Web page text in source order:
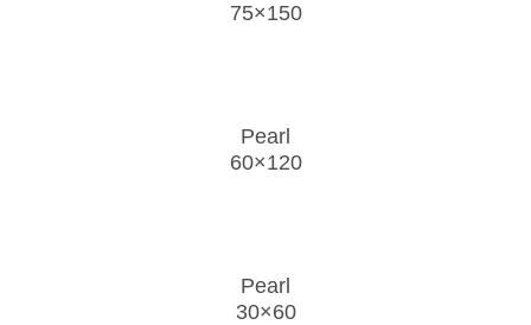
75×150
Pearl
60×120
Pearl
30×60